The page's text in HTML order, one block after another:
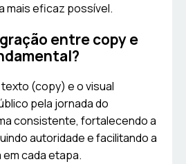
mais eficaz possível.
entre copy e
(copy) e o visual
pela jornada do
consistente, fortalecendo a
autoridade e facilitando a
cada etapa.